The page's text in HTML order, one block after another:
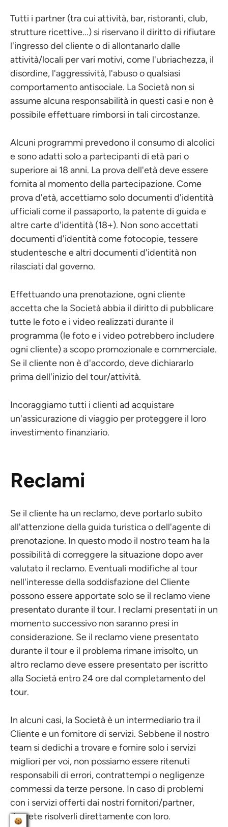
Tutti i partner (tra cui attività, bar, ristoranti, club,
strutture ricettive...) si riservano il diritto di rifiutare
l'ingresso del cliente o di allontanarlo dalle
attività/locali per vari motivi, come l'ubriachezza, il
disordine, l'aggressività, l'abuso o qualsiasi
comportamento antisociale. La Società non si
assume alcuna responsabilità in questi casi e non è
possibile effettuare rimborsi in tali circostanze.
Alcuni programmi prevedono il consumo di alcolici
e sono adatti solo a partecipanti di età pari o
superiore ai 18 anni. La prova dell'età deve essere
fornita al momento della partecipazione. Come
prova d'età, accettiamo solo documenti d'identità
ufficiali come il passaporto, la patente di guida e
altre carte d'identità (18+). Non sono accettati
documenti d'identità come fotocopie, tessere
studentesche e altri documenti d'identità non
rilasciati dal governo.
Effettuando una prenotazione, ogni cliente
accetta che la Società abbia il diritto di pubblicare
tutte le foto e i video realizzati durante il
programma (le foto e i video potrebbero includere
ogni cliente) a scopo promozionale e commerciale.
Se il cliente non è d'accordo, deve dichiararlo
prima dell'inizio del tour/attività.
Incoraggiamo tutti i clienti ad acquistare
un'assicurazione di viaggio per proteggere il loro
investimento finanziario.
Reclami
Se il cliente ha un reclamo, deve portarlo subito
all'attenzione della guida turistica o dell'agente di
prenotazione. In questo modo il nostro team ha la
possibilità di correggere la situazione dopo aver
valutato il reclamo. Eventuali modifiche al tour
nell'interesse della soddisfazione del Cliente
possono essere apportate solo se il reclamo viene
presentato durante il tour. I reclami presentati in un
momento successivo non saranno presi in
considerazione. Se il reclamo viene presentato
durante il tour e il problema rimane irrisolto, un
altro reclamo deve essere presentato per iscritto
alla Società entro 24 ore dal completamento del
tour.
In alcuni casi, la Società è un intermediario tra il
Cliente e un fornitore di servizi. Sebbene il nostro
team si dedichi a trovare e fornire solo i servizi
migliori per voi, non possiamo essere ritenuti
responsabili di errori, contrattempi o negligenze
commessi da terze persone. In caso di problemi
con i servizi offerti dai nostri fornitori/partner,
dovrete risolverli direttamente con loro.